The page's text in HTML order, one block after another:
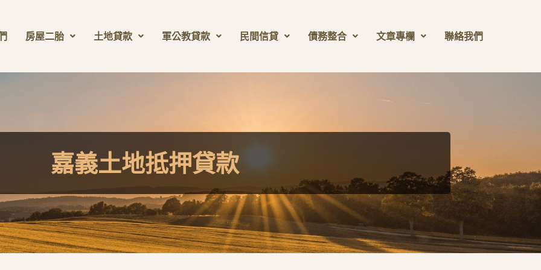
房屋二胎 土地貸款 軍公教貸款 民間信貸 債務整合 文章專欄 聯絡我們
嘉義土地抵押貸款